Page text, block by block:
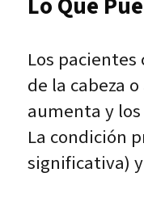
Lo Que
Los
de la cabeza
aumenta y
La condición
significativa)